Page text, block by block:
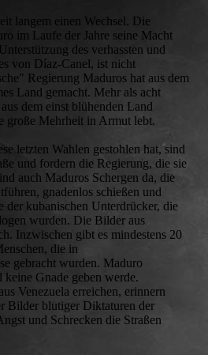
langem einen Wechsel. Die
im Laufe der Jahre seine Macht
des verhassten und
von Díaz-Canel, ist nicht
Regierung Maduros hat aus dem
Land gemacht. Mehr als acht
dem einst blühenden Land
große Mehrheit in Armut lebt.
letzten Wahlen gestohlen hat, sind
und fordern die Regierung, die sie
auch Maduros Schergen da, die
gnadenlos schießen und
kubanischen Unterdrücker, die
wurden. Die Bilder aus
Inzwischen gibt es mindestens 20
die in
gebracht wurden. Maduro
keine Gnade geben werde.
Venezuela erreichen, erinnern
Bilder blutiger Diktaturen der
und Schrecken die Straßen